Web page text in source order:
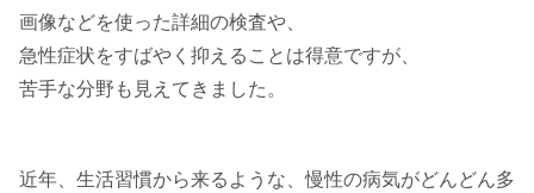
画像などを使った詳細の検査や、
急性症状をすばやく抑えることは得意ですが、
苦手な分野も見えてきました。
近年、生活習慣から来るような、慢性の病気がどんどん多